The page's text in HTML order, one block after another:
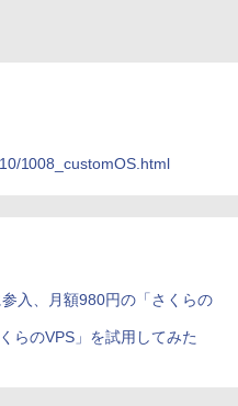
1008_customOS.html
入、月額980円の「さくらの
らのVPS」を試用してみた